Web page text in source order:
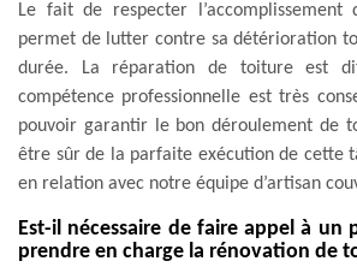
Le fait de respecter
permet de lutter contre sa détérioration
durée. La réparation de toiture est
compétence professionnelle est très
pouvoir garantir le bon déroulement de
être sûr de la parfaite exécution de cette
en relation avec notre équipe d’artisan
Est-il nécessaire de faire appel à un
prendre en charge la rénovation de